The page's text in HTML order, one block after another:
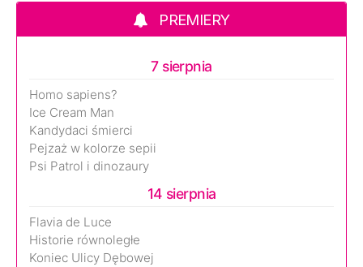
PREMIERY
7 sierpnia
Homo sapiens?
Ice Cream Man
Kandydaci śmierci
Pejzaż w kolorze sepii
Psi Patrol i dinozaury
14 sierpnia
Flavia de Luce
Historie równoległe
Koniec Ulicy Dębowej